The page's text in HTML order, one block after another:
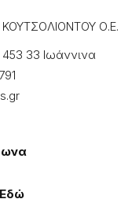
ΚΟΥΤΣΟΛΙΟΝΤΟΥ Ο.Ε.
33 Ιωάννɩνα